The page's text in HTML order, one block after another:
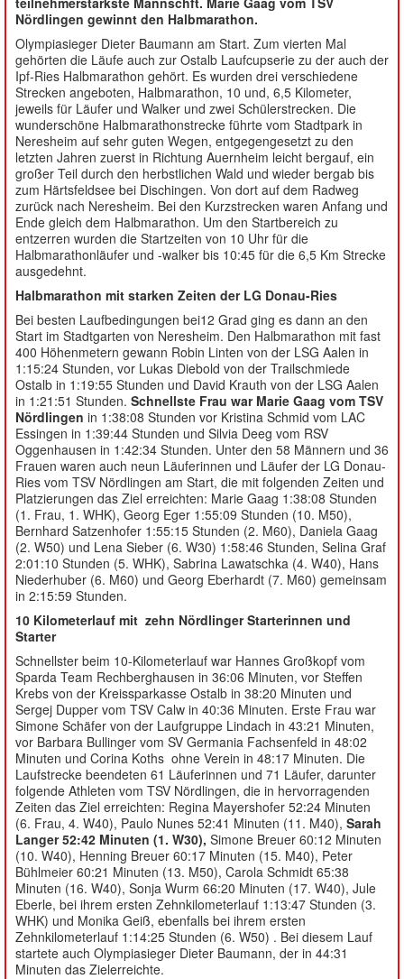
Nördlingen gewinnt den Halbmarathon.
Olympiasieger Dieter Baumann am Start. Zum vierten Mal
gehörten die Läufe auch zur Ostalb Laufcupserie zu der auch der
Ipf-Ries Halbmarathon gehört. Es wurden drei verschiedene
Strecken angeboten, Halbmarathon, 10 und, 6,5 Kilometer,
jeweils für Läufer und Walker und zwei Schülerstrecken. Die
wunderschöne Halbmarathonstrecke führte vom Stadtpark in
Neresheim auf sehr guten Wegen, entgegengesetzt zu den
letzten Jahren zuerst in Richtung Auernheim leicht bergauf, ein
großer Teil durch den herbstlichen Wald und wieder bergab bis
zum Härtsfeldsee bei Dischingen. Von dort auf dem Radweg
zurück nach Neresheim. Bei den Kurzstrecken waren Anfang und
Ende gleich dem Halbmarathon. Um den Startbereich zu
entzerren wurden die Startzeiten von 10 Uhr für die
Halbmarathonläufer und -walker bis 10:45 für die 6,5 Km Strecke
ausgedehnt.
Halbmarathon mit starken Zeiten der LG Donau-Ries
Bei besten Laufbedingungen bei12 Grad ging es dann an den
Start im Stadtgarten von Neresheim. Den Halbmarathon mit fast
400 Höhenmetern gewann Robin Linten von der LSG Aalen in
1:15:24 Stunden, vor Lukas Diebold von der Trailschmiede
Ostalb in 1:19:55 Stunden und David Krauth von der LSG Aalen
in 1:21:51 Stunden. Schnellste Frau war Marie Gaag vom TSV
Nördlingen in 1:38:08 Stunden vor Kristina Schmid vom LAC
Essingen in 1:39:44 Stunden und Silvia Deeg vom RSV
Oggenhausen in 1:42:34 Stunden. Unter den 58 Männern und 36
Frauen waren auch neun Läuferinnen und Läufer der LG Donau-
Ries vom TSV Nördlingen am Start, die mit folgenden Zeiten und
Platzierungen das Ziel erreichten: Marie Gaag 1:38:08 Stunden
(1. Frau, 1. WHK), Georg Eger 1:55:09 Stunden (10. M50),
Bernhard Satzenhofer 1:55:15 Stunden (2. M60), Daniela Gaag
(2. W50) und Lena Sieber (6. W30) 1:58:46 Stunden, Selina Graf
2:01:10 Stunden (5. WHK), Sabrina Lawatschka (4. W40), Hans
Niederhuber (6. M60) und Georg Eberhardt (7. M60) gemeinsam
in 2:15:59 Stunden.
10 Kilometerlauf mit zehn Nördlinger Starterinnen und
Starter
Schnellster beim 10-Kilometerlauf war Hannes Großkopf vom
Sparda Team Rechberghausen in 36:06 Minuten, vor Steffen
Krebs von der Kreissparkasse Ostalb in 38:20 Minuten und
Sergej Dupper vom TSV Calw in 40:36 Minuten. Erste Frau war
Simone Schäfer von der Laufgruppe Lindach in 43:21 Minuten,
vor Barbara Bullinger vom SV Germania Fachsenfeld in 48:02
Minuten und Corina Koths ohne Verein in 48:17 Minuten. Die
Laufstrecke beendeten 61 Läuferinnen und 71 Läufer, darunter
folgende Athleten vom TSV Nördlingen, die in hervorragenden
Zeiten das Ziel erreichten: Regina Mayershofer 52:24 Minuten
(6. Frau, 4. W40), Paulo Nunes 52:41 Minuten (11. M40), Sarah
Langer 52:42 Minuten (1. W30), Simone Breuer 60:12 Minuten
(10. W40), Henning Breuer 60:17 Minuten (15. M40), Peter
Bühlmeier 60:21 Minuten (13. M50), Carola Schmidt 65:38
Minuten (16. W40), Sonja Wurm 66:20 Minuten (17. W40), Jule
Eberle, bei ihrem ersten Zehnkilometerlauf 1:13:47 Stunden (3.
WHK) und Monika Geiß, ebenfalls bei ihrem ersten
Zehnkilometerlauf 1:14:25 Stunden (6. W50) . Bei diesem Lauf
startete auch Olympiasieger Dieter Baumann, der in 44:31
Minuten das Zielerreichte.